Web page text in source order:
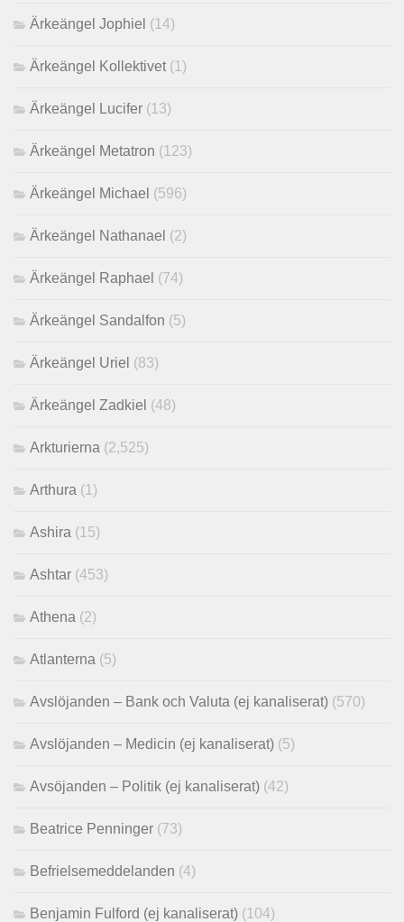
Ärkeängel Jophiel (14)
Ärkeängel Kollektivet (1)
Ärkeängel Lucifer (13)
Ärkeängel Metatron (123)
Ärkeängel Michael (596)
Ärkeängel Nathanael (2)
Ärkeängel Raphael (74)
Ärkeängel Sandalfon (5)
Ärkeängel Uriel (83)
Ärkeängel Zadkiel (48)
Arkturierna (2,525)
Arthura (1)
Ashira (15)
Ashtar (453)
Athena (2)
Atlanterna (5)
Avslöjanden – Bank och Valuta (ej kanaliserat) (570)
Avslöjanden – Medicin (ej kanaliserat) (5)
Avsöjanden – Politik (ej kanaliserat) (42)
Beatrice Penninger (73)
Befrielsemeddelanden (4)
Benjamin Fulford (ej kanaliserat) (104)